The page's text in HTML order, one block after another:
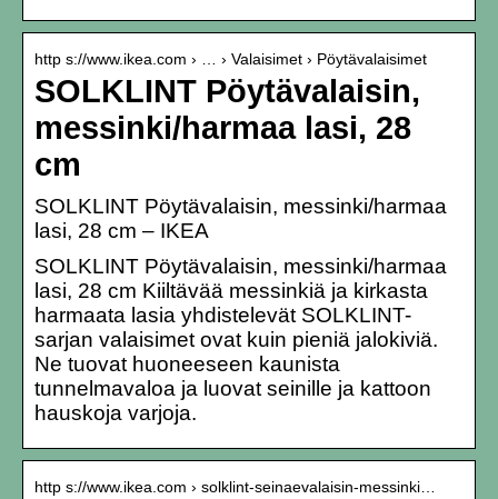
http s://www.ikea.com › … › Valaisimet › Pöytävalaisimet
SOLKLINT Pöytävalaisin,
messinki/harmaa lasi, 28
cm
SOLKLINT Pöytävalaisin, messinki/harmaa
lasi, 28 cm – IKEA
SOLKLINT Pöytävalaisin, messinki/harmaa
lasi, 28 cm Kiiltävää messinkiä ja kirkasta
harmaata lasia yhdistelevät SOLKLINT-
sarjan valaisimet ovat kuin pieniä jalokiviä.
Ne tuovat huoneeseen kaunista
tunnelmavaloa ja luovat seinille ja kattoon
hauskoja varjoja.
http s://www.ikea.com › solklint-seinaevalaisin-messinki…